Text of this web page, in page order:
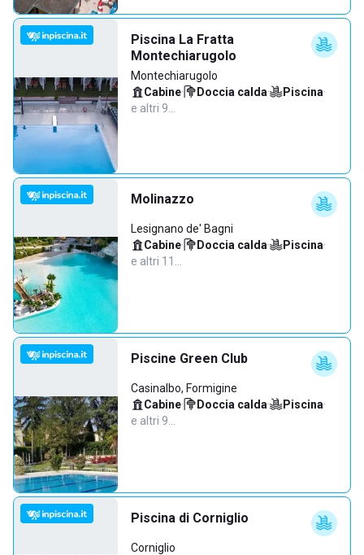
Piscina La Fratta
Montechiarugolo
Montechiarugolo
Cabine· Doccia calda· Piscina·
e altri 9…
Molinazzo
Lesignano de' Bagni
Cabine· Doccia calda· Piscina·
e altri 11…
Piscine Green Club
Casinalbo, Formigine
Cabine· Doccia calda· Piscina·
e altri 9…
Piscina di Corniglio
Corniglio